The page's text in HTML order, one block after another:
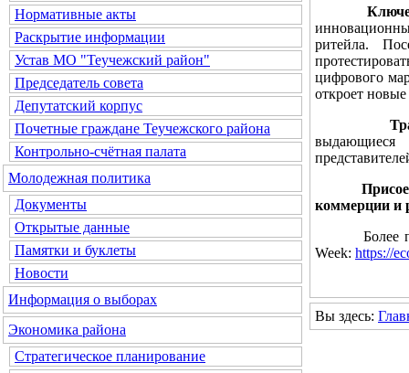
Нормативные акты
Раскрытие информации
Устав МО "Теучежский район"
Председатель совета
Депутатский корпус
Почетные граждане Теучежского района
Контрольно-счётная палата
Молодежная политика
Документы
Открытые данные
Памятки и буклеты
Новости
Информация о выборах
Экономика района
Стратегическое планирование
Ключевым
ритейла.
цифрового
откроет
коммерции и
Более
Week: https://
Вы здесь: